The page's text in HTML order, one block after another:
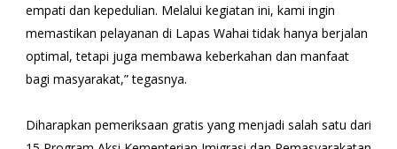
empati dan kepedulian. Melalui kegiatan ini, kami ingin
memastikan pelayanan di Lapas Wahai tidak hanya berjalan
optimal, tetapi juga membawa keberkahan dan manfaat
bagi masyarakat,” tegasnya.
Diharapkan pemeriksaan gratis yang menjadi salah satu dari